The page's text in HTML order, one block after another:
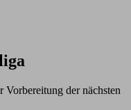
Vorbereitung der nächsten